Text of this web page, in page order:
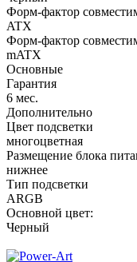
Форм-фактор
ATX
Форм-фактор
mATX
Основные
Гарантия
6 мес.
Дополнительно
Цвет подсветки
многоцветная
Размещение блока
нижнее
Тип подсветки
ARGB
Основной цвет:
Черный